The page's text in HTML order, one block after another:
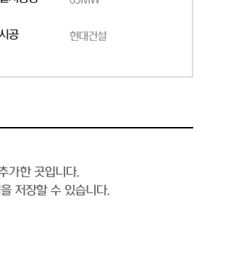
공 현대건설
가한 곳입니다.
저장할 수 있습니다.